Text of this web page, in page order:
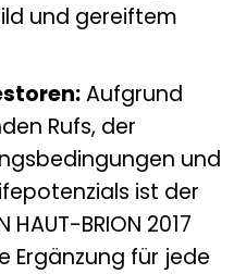
und gereiftem
Aufgrund
Rufs, der
und
ist der
HAUT-BRION 2017
Ergänzung für jede